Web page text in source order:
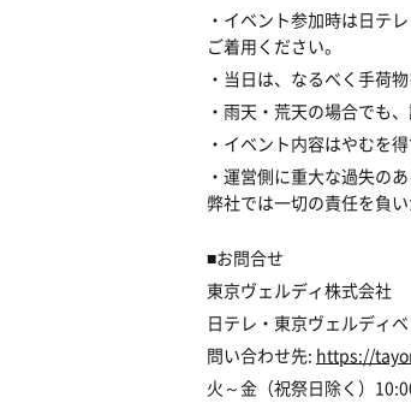
・イベント参加時は日テ
ご着用ください。
・当日は、なるべく手荷
・雨天・荒天の場合でも
・イベント内容はやむを
・運営側に重大な過失の
弊社では一切の責任を負
■お問合せ
東京ヴェルディ株式会社
日テレ・東京ヴェルディ
問い合わせ先: https://
火～金（祝祭日除く）